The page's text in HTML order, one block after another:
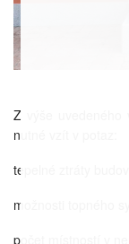
Z výše uvedeného
nutné vzít v potaz:
tepelné ztráty
možnosti topného
počet místností v